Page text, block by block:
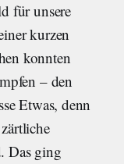
für unsere
kurzen
konnten
– den
Etwas, denn
Das ging